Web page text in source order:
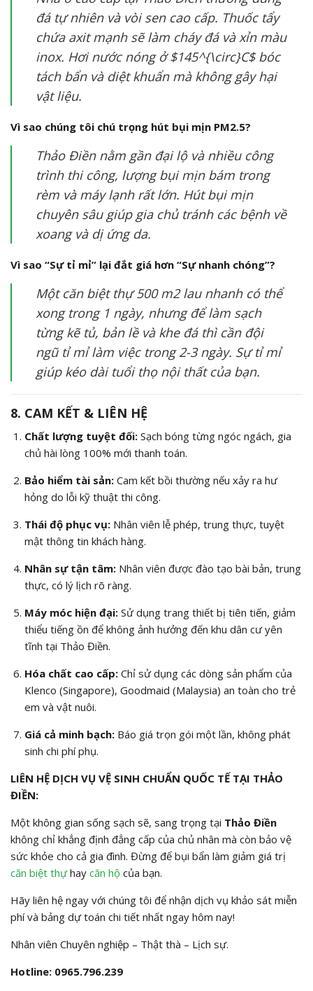
đá tự nhiên và vòi sen cao cấp. Thuốc tẩy
chứa axit mạnh sẽ làm cháy đá và xỉn màu
inox. Hơi nước nóng ở$145^{\circ}C$bóc
tách bẩn và diệt khuẩn mà không gây hại
vật liệu.
Vì sao chúng tôi chú trọng hút bụi mịn PM2.5?
Thảo Điền nằm gần đại lộ và nhiều công
trình thi công, lượng bụi mịn bám trong
rèm và máy lạnh rất lớn. Hút bụi mịn
chuyên sâu giúp gia chủ tránh các bệnh về
xoang và dị ứng da.
Vì sao “Sự tỉ mỉ” lại đắt giá hơn “Sự nhanh chóng”?
Một căn biệt thự 500m2lau nhanh có thể
xong trong 1 ngày, nhưng để làm sạch
từng kẽ tủ, bản lề và khe đá thì cần đội
ngũ tỉ mỉ làm việc trong 2-3 ngày. Sự tỉ mỉ
giúp kéo dài tuổi thọ nội thất của bạn.
8. CAM KẾT & LIÊN HỆ
Chất lượng tuyệt đối:Sạch bóng từng ngóc ngách, gia
chủ hài lòng 100% mới thanh toán.
Bảo hiểm tài sản:Cam kết bồi thường nếu xảy ra hư
hỏng do lỗi kỹ thuật thi công.
Thái độ phục vụ:Nhân viên lễ phép, trung thực, tuyệt
mật thông tin khách hàng.
Nhân sự tận tâm:Nhân viên được đào tạo bài bản, trung
thực, có lý lịch rõ ràng.
Máy móc hiện đại:Sử dụng trang thiết bị tiên tiến, giảm
thiểu tiếng ồn để không ảnh hưởng đến khu dân cư yên
tĩnh tại Thảo Điền.
Hóa chất cao cấp:Chỉ sử dụng các dòng sản phẩm của
Klenco (Singapore), Goodmaid (Malaysia) an toàn cho trẻ
em và vật nuôi.
Giá cả minh bạch:Báo giá trọn gói một lần, không phát
sinh chi phí phụ.
LIÊN HỆ DỊCH VỤ VỆ SINH CHUẨN QUỐC TẾ TẠI THẢO
ĐIỀN:
Một không gian sống sạch sẽ, sang trọng tại Thảo Điền
không chỉ khẳng định đẳng cấp của chủ nhân mà còn bảo vệ
sức khỏe cho cả gia đình. Đừng để bụi bẩn làm giảm giá trị
căn biệt thựhay căn hộ của bạn.
Hãy liên hệ ngay với chúng tôi để nhận dịch vụ khảo sát miễn
phí và bảng dự toán chi tiết nhất ngay hôm nay!
Nhân viên Chuyên nghiệp – Thật thà – Lịch sự.
Hotline: 0965.796.239